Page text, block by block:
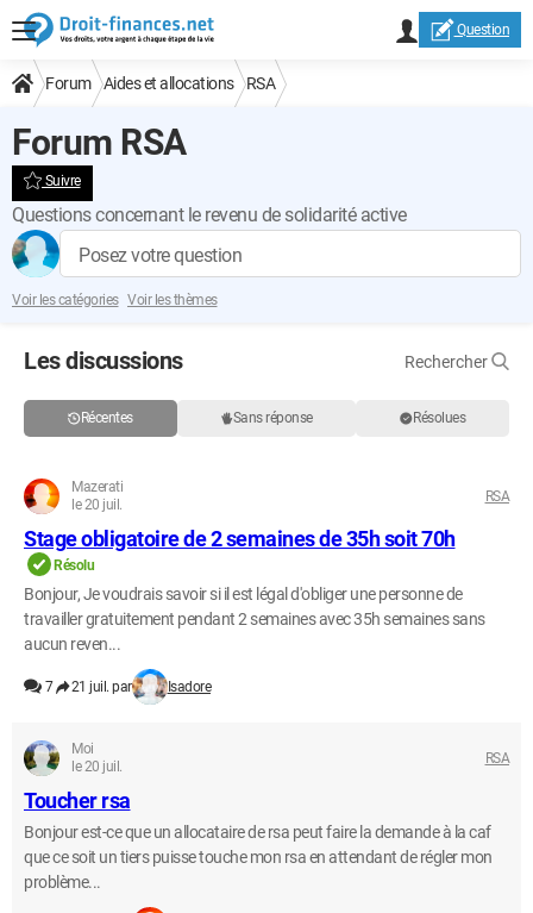
Question
Forum Aides et allocations RSA
Forum RSA
Suivre
Questions concernant le revenu de solidarité active
Posez votre question
Voir les catégories Voir les thèmes
Les discussions Rechercher
Récentes Sans réponse Résolues
Mazerati
le 20 juil.
RSA
Stage obligatoire de 2 semaines de 35h soit 70h
Résolu
Bonjour, Je voudrais savoir si il est légal d'obliger une personne de
travailler gratuitement pendant 2 semaines avec 35h semaines sans
aucun reven...
7 21 juil. par Isadore
Moi
le 20 juil.
RSA
Toucher rsa
Bonjour est-ce que un allocataire de rsa peut faire la demande à la caf
que ce soit un tiers puisse touche mon rsa en attendant de régler mon
problème...